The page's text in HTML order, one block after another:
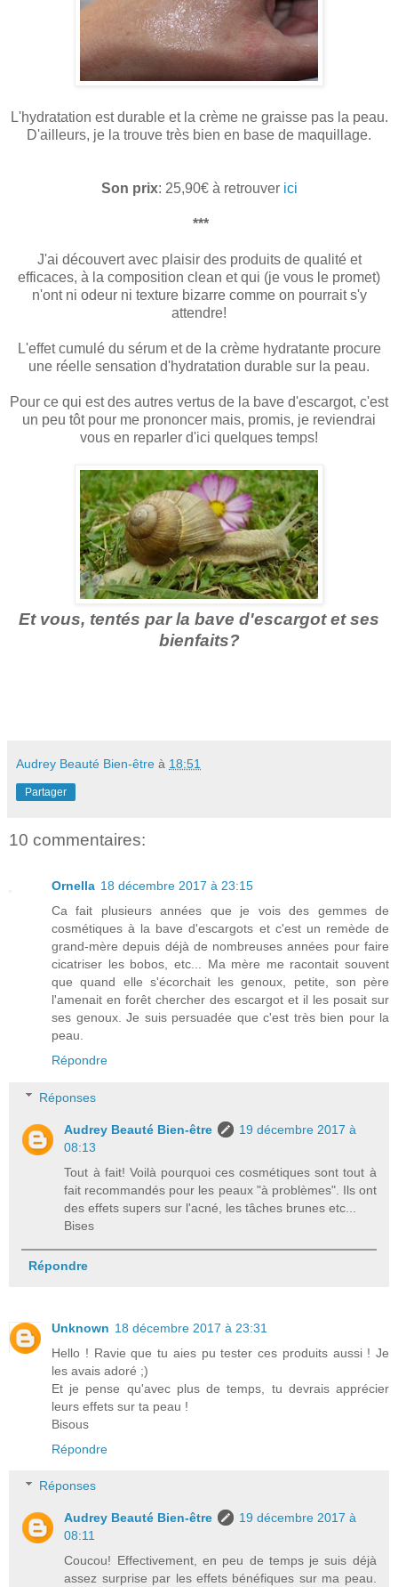
L'hydratation est durable et la crème ne graisse pas la peau.
D'ailleurs, je la trouve très bien en base de maquillage.
Son prix: 25,90€ à retrouver ici
***
J'ai découvert avec plaisir des produits de qualité et
efficaces, à la composition clean et qui (je vous le promet)
n'ont ni odeur ni texture bizarre comme on pourrait s'y
attendre!
L'effet cumulé du sérum et de la crème hydratante procure
une réelle sensation d'hydratation durable sur la peau.
Pour ce qui est des autres vertus de la bave d'escargot, c'est
un peu tôt pour me prononcer mais, promis, je reviendrai
vous en reparler d'ici quelques temps!
Et vous, tentés par la bave d'escargot et ses
bienfaits?
Audrey Beauté Bien-être à 18:51
Partager
10 commentaires:
Ornella 18 décembre 2017 à 23:15
Ca fait plusieurs années que je vois des gemmes de
cosmétiques à la bave d'escargots et c'est un remède de
grand-mère depuis déjà de nombreuses années pour faire
cicatriser les bobos, etc... Ma mère me racontait souvent
que quand elle s'écorchait les genoux, petite, son père
l'amenait en forêt chercher des escargot et il les posait sur
ses genoux. Je suis persuadée que c'est très bien pour la
peau.
Répondre
Réponses
Audrey Beauté Bien-être
19 décembre 2017 à
08:13
Tout à fait! Voilà pourquoi ces cosmétiques sont tout à
fait recommandés pour les peaux "à problèmes". Ils ont
des effets supers sur l'acné, les tâches brunes etc...
Bises
Répondre
Unknown 18 décembre 2017 à 23:31
Hello ! Ravie que tu aies pu tester ces produits aussi ! Je
les avais adoré ;)
Et je pense qu'avec plus de temps, tu devrais apprécier
leurs effets sur ta peau !
Bisous
Répondre
Réponses
Audrey Beauté Bien-être
19 décembre 2017 à
08:11
Coucou! Effectivement, en peu de temps je suis déjà
assez surprise par les effets bénéfiques sur ma peau.